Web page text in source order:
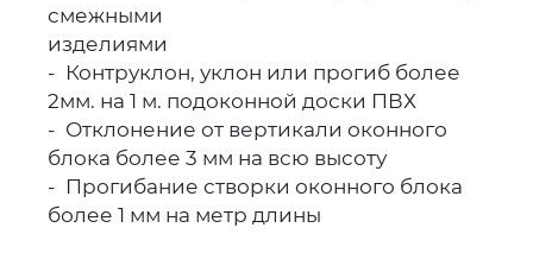
смежными
изделиями
- Контруклон, уклон или прогиб более
2мм. на 1 м. подоконной доски ПВХ
- Отклонение от вертикали оконного
блока более 3 мм на всю высоту
- Прогибание створки оконного блока
более 1 мм на метр длины